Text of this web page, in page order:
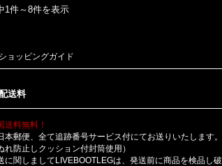
1件～8件を表示
ョッピングガイド
送料
送料無料！
本郵便、全て追跡番号サービス付にてお送りいたします。
れ防止しクッション付封筒使用）
に関しましてLIVEBOOTLEGは、発送前に商品を検品し破